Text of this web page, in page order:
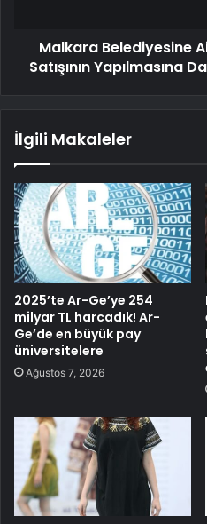
Malkara Belediyesine
Satışının Yapılmasına
İlgili Makaleler
2025’te Ar-Ge’ye 254
milyar TL harcadık! Ar-
Ge’de en büyük pay
üniversitelere
Ağustos 7, 2026